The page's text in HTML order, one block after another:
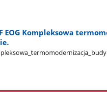
Kompleksowa